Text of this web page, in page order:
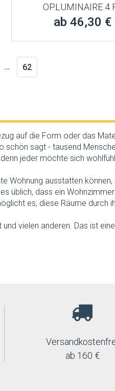
OP.LUMINAIRE 4
ab 46,30 €
… 62
auf die Form oder das
schön sagt - tausend
jeder möchte sich
Wohnung ausstatten
üblich, dass ein
es, diese Räume durch
vielen anderen. Das ist
ab 160 €